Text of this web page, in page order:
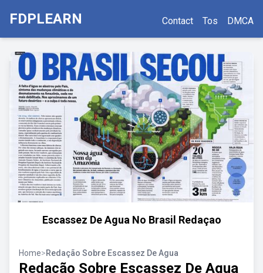
FDPLEARN Contact Tos DMCA
Escassez De Agua No Brasil Redaçao
Home>Redação Sobre Escassez De Agua
Redação Sobre Escassez De Agua